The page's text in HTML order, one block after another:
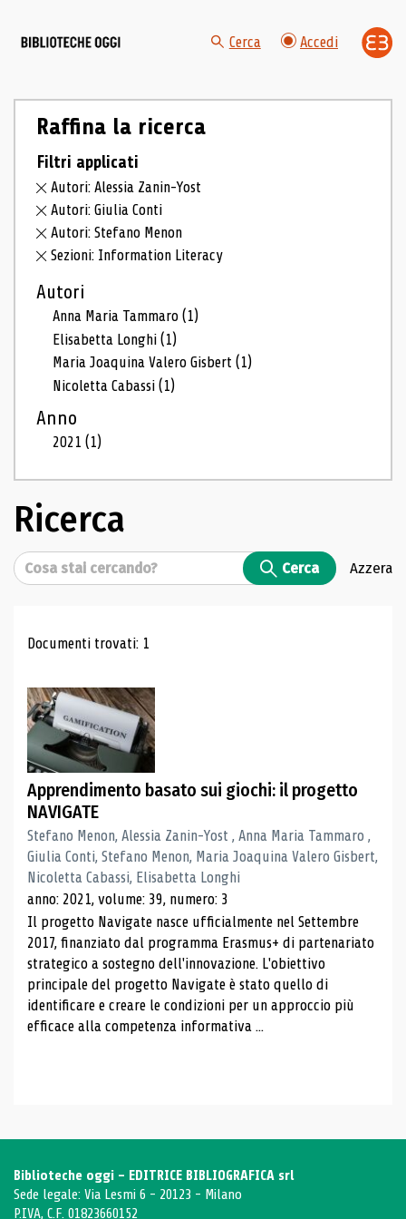
Cerca Accedi
Raffina la ricerca
Filtri applicati
Autori: Alessia Zanin-Yost
Autori: Giulia Conti
Autori: Stefano Menon
Sezioni: Information Literacy
Autori
Anna Maria Tammaro(1)
Elisabetta Longhi(1)
Maria Joaquina Valero Gisbert(1)
Nicoletta Cabassi(1)
Anno
2021(1)
Ricerca
Cerca Cerca Azzera
Risultati di ricerca
Documenti trovati: 1
Apprendimento basato sui giochi: il progetto
NAVIGATE
Stefano Menon, Alessia Zanin-Yost , Anna Maria Tammaro ,
Giulia Conti, Stefano Menon, Maria Joaquina Valero Gisbert,
Nicoletta Cabassi, Elisabetta Longhi
anno: 2021, volume: 39, numero: 3
Il progetto Navigate nasce ufficialmente nel Settembre
2017, finanziato dal programma Erasmus+ di partenariato
strategico a sostegno dell'innovazione. L'obiettivo
principale del progetto Navigate è stato quello di
identificare e creare le condizioni per un approccio più
efficace alla competenza informativa ...
Biblioteche oggi - EDITRICE BIBLIOGRAFICA srl
Sede legale: Via Lesmi 6 - 20123 - Milano
P.IVA, C.F. 01823660152